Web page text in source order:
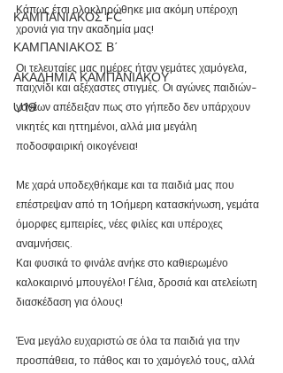
ΚΑΜΠΑΝΙΑΚΟΣ FC
ΚΑΜΠΑΝΙΑΚΟΣ Β΄
ΑΚΑΔΗΜΙΑ ΚΑΜΠΑΝΙΑΚΟΥ
U19
Κάπως έτσι ολοκληρώθηκε μια ακόμη υπέροχη
χρονιά για την ακαδημία μας!
Οι τελευταίες μας ημέρες ήταν γεμάτες χαμόγελα,
παιχνίδι και αξέχαστες στιγμές. Οι αγώνες παιδιών-
γονέων απέδειξαν πως στο γήπεδο δεν υπάρχουν
νικητές και ηττημένοι, αλλά μια μεγάλη
ποδοσφαιρική οικογένεια!
Με χαρά υποδεχθήκαμε και τα παιδιά μας που
επέστρεψαν από τη 10ήμερη κατασκήνωση, γεμάτα
όμορφες εμπειρίες, νέες φιλίες και υπέροχες
αναμνήσεις.
Και φυσικά το φινάλε ανήκε στο καθιερωμένο
καλοκαιρινό μπουγέλο! Γέλια, δροσιά και ατελείωτη
διασκέδαση για όλους!
Ένα μεγάλο ευχαριστώ σε όλα τα παιδιά για την
προσπάθεια, το πάθος και το χαμόγελό τους, αλλά